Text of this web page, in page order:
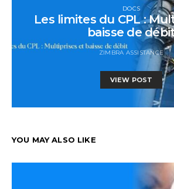
DOCS
Les limites du CPL :
baisse de
ZIMBRA ASSISTANCE
VIEW POST
YOU MAY ALSO LIKE